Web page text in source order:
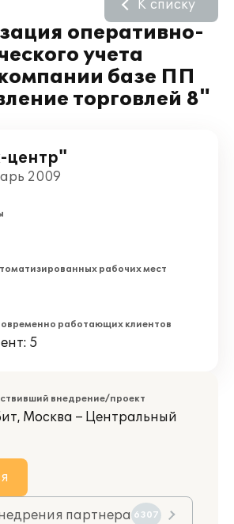
оперативно-
учета
базе ПП
торговлей 8"
К списку
центр"
2009
рабочих мест
работающих клиентов
5
внедрение/проект
Москва – Центральный
партнера 6307